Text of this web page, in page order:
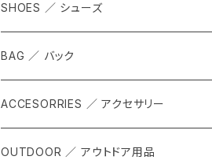
SHOES ／ シューズ
BAG ／ バック
ACCESORRIES ／ アクセサリー
OUTDOOR ／ アウトドア用品